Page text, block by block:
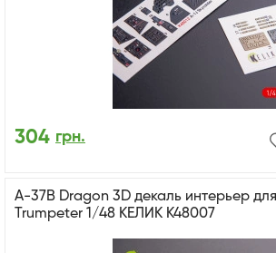
304 грн.
A-37B Dragon 3D декаль интерьер
Trumpeter 1/48 КЕЛИК K48007